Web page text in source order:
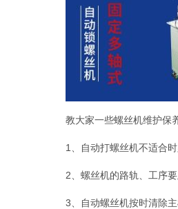
教大家一些螺丝机维护保
1、自动打螺丝机不适合
2、螺丝机的路轨、工序
3、自动螺丝机按时清除